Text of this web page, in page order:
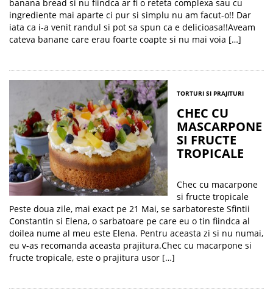
banana bread si nu fiindca ar fi o reteta complexa sau cu
ingrediente mai aparte ci pur si simplu nu am facut-o!! Dar
iata ca i-a venit randul si pot sa spun ca e delicioasa!!Aveam
cateva banane care erau foarte coapte si nu mai voia […]
TORTURI SI PRAJITURI
CHEC CU
MASCARPONE
SI FRUCTE
TROPICALE
Chec cu macarpone
si fructe tropicale
Peste doua zile, mai exact pe 21 Mai, se sarbatoreste Sfintii
Constantin si Elena, o sarbatoare pe care eu o tin fiindca al
doilea nume al meu este Elena. Pentru aceasta zi si nu numai,
eu v-as recomanda aceasta prajitura.Chec cu macarpone si
fructe tropicale, este o prajitura usor […]